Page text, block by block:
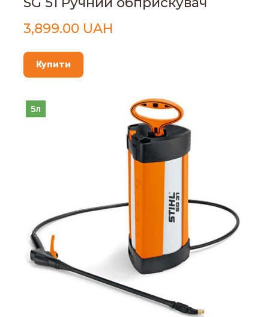
3,899.00 UAH
Купити
5л